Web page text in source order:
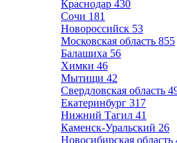
Краснодар 430
Сочи 181
Новороссийск 53
Московская область 855
Балашиха 56
Химки 46
Мытищи 42
Свердловская область
Екатеринбург 317
Нижний Тагил 41
Каменск-Уральский 26
Новосибирская область